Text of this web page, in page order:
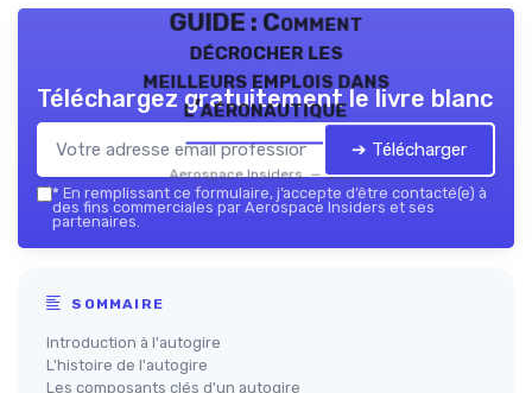
GUIDE : Comment
décrocher les
meilleurs emplois dans
l’aéronautique
Aerospace Insiders — 2026
Téléchargez gratuitement le livre blanc
➔ Télécharger
* En remplissant ce formulaire, j’accepte d’être contacté(e) à
des fins commerciales par Aerospace Insiders et ses
partenaires.
SOMMAIRE
Introduction à l'autogire
L'histoire de l'autogire
Les composants clés d'un autogire